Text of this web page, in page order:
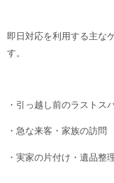
即日対応を利用する主な
す。
・引っ越し前のラストス
・急な来客・家族の訪問
・実家の片付け・遺品整